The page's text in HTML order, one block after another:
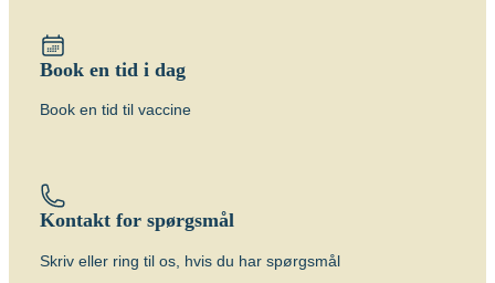
der er stor risiko for at blive smittet med
de særlige resistente former for TB.
Vacciner
BCG vaccine (BCG Vaccine “AJ
Book en tid i dag
Book en tid til vaccine
Kontakt for spørgsmål
Skriv eller ring til os, hvis du har spørgsmål